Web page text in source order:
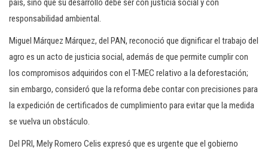
país, sino que su desarrollo debe ser con justicia social y con
responsabilidad ambiental.
Miguel Márquez Márquez, del PAN, reconoció que dignificar el trabajo del
agro es un acto de justicia social, además de que permite cumplir con
los compromisos adquiridos con el T-MEC relativo a la deforestación;
sin embargo, consideró que la reforma debe contar con precisiones para
la expedición de certificados de cumplimiento para evitar que la medida
se vuelva un obstáculo.
Del PRI, Mely Romero Celis expresó que es urgente que el gobierno